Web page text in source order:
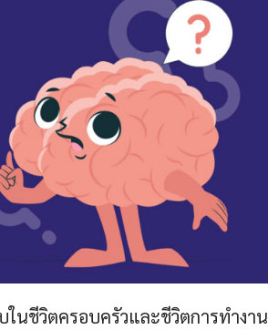
ชีวิตครอบครัวและชีวิตการทำงาน